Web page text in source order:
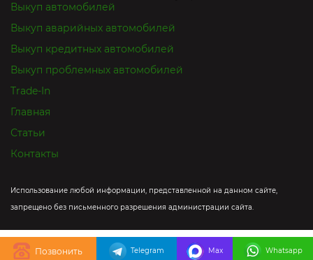
Выкуп автомобилей
Выкуп аварийных автомобилей
Выкуп кредитных автомобилей
Выкуп проблемных автомобилей
Trade-In
Главная
Статьи
Контакты
Использование любой информации, представленной на данном сайте,
запрещено без письменного разрешения администрации сайта.
Telegram Max Whatsapp